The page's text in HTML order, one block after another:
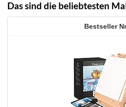
Das sind die beliebtesten